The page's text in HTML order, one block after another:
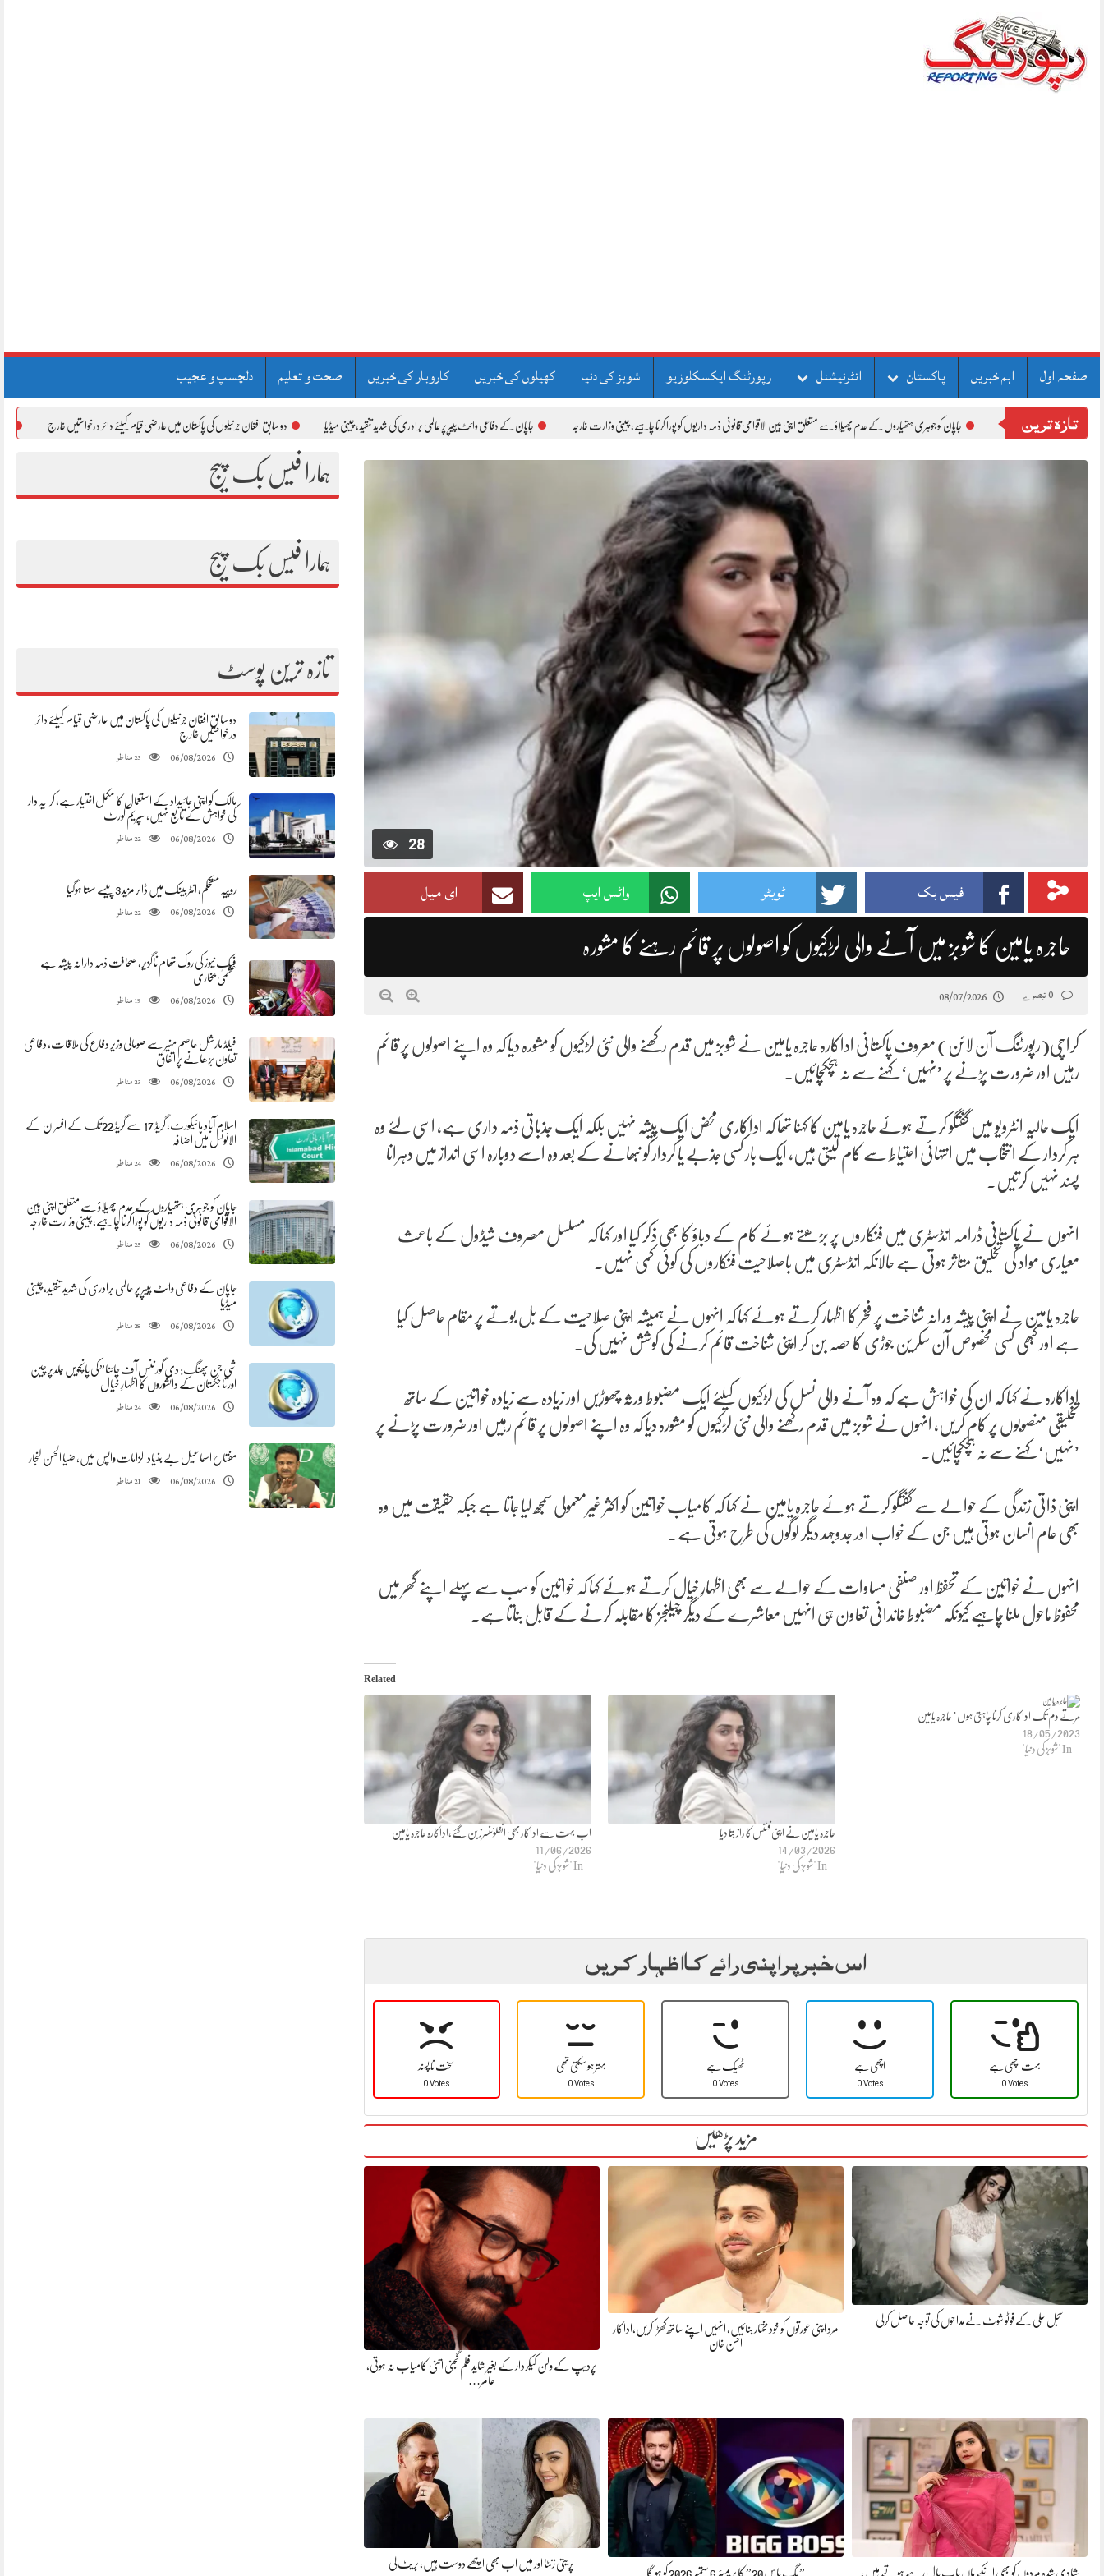
صفحہ اول اہم خبریں پاکستان انٹرنیشنل رپورٹنگ ایکسکلوزیو شوبز کی دنیا کھیلوں کی خبریں کاروبار کی خبریں صحت و تعلیم دلچسپ و عجیب
تازہ ترینجاپان کو جوہری ہتھیاروں کے عدم پھیلاؤ سے متعلق اپنی بین الاقوامی قانونی ذمہ داریوں کو پورا کرنا چاہیے، چینی وزارت خارجہ جاپان کے دفاعی وائٹ پیپر پر عالمی برادری کی شدید تنقید، چینی میڈیا دو سابق افغان جرنیلوں کی پاکستان میں عارضی قیام کیلئے دائر درخواستیں خارج مالک کو اپنی جائیداد کے
ہمارا فیس بک پیج
ہمارا فیس بک پیج
تازہ ترین پوسٹ
دو سابق افغان جرنیلوں کی پاکستان میں عارضی قیام کیلئے دائر
درخواستیں خارج
06/08/2026
23مناظر
مالک کو اپنی جائیداد کے استعمال کا مکمل اختیار ہے، کرایہ دار
کی خواہش کے تابع نہیں، سپریم کورٹ
06/08/2026
22مناظر
روپیہ مستحکم، انٹربینک میں ڈالر مزید 3 پیسے سستا ہوگیا
06/08/2026
22مناظر
فیک نیوز کی روک تھام ناگزیر، صحافت ذمہ دارانہ پیشہ ہے
عظمیٰ بخاری
06/08/2026
19مناظر
فیلڈ مارشل عاصم منیر سے صومالی وزیر دفاع کی ملاقات، دفاعی
تعاون بڑھانے پر اتفاق
06/08/2026
23مناظر
اسلام آباد ہائیکورٹ، گریڈ 17 سے گریڈ 22 تک کے افسران کے
الائونس میں اضافہ
06/08/2026
24مناظر
جاپان کو جوہری ہتھیاروں کے عدم پھیلاؤ سے متعلق اپنی بین
الاقوامی قانونی ذمہ داریوں کو پورا کرنا چاہیے، چینی وزارت خارجہ
06/08/2026
25مناظر
جاپان کے دفاعی وائٹ پیپر پر عالمی برادری کی شدید تنقید، چینی
میڈیا
06/08/2026
28مناظر
شی جن پھنگ: دی گورننس آف چائنا”کی پانچویں جلدپر چین
اور تاجکستان کے دانشوروں کا اظہارِ خیال
06/08/2026
24مناظر
مفتاح اسماعیل بے بنیاد الزامات واپس لیں، ضیا الحسن لنجار
06/08/2026
21مناظر
28
فیس بک ٹویٹر واٹس ایپ ای میل
حاجرہ یامین کا شوبز میں آنے والی لڑکیوں کو اصولوں پر قائم رہنے کا مشورہ
08/07/2026
کراچی(رپورٹنگ آن لائن) معروف پاکستانی اداکارہ حاجرہ یامین نے شوبز میں قدم رکھنے والی نئی لڑکیوں کو مشورہ دیا کہ وہ اپنے اصولوں پر قائم
رہیں اور ضرورت پڑنے پر ’نہیں‘ کہنے سے نہ ہچکچائیں۔
ایک حالیہ انٹرویو میں گفتگو کرتے ہوئے حاجرہ یامین کا کہنا تھا کہ اداکاری محض ایک پیشہ نہیں بلکہ ایک جذباتی ذمہ داری ہے، اسی لئے وہ
ہر کردار کے انتخاب میں انتہائی احتیاط سے کام لیتی ہیں، ایک بار کسی جذبے یا کردار کو نبھانے کے بعد وہ اسے دوبارہ اسی انداز میں دہرانا
پسند نہیں کرتیں۔
انہوں نے پاکستانی ڈرامہ انڈسٹری میں فنکاروں پر بڑھتے ہوئے کام کے دباؤ کا بھی ذکر کیا اور کہا کہ مسلسل مصروف شیڈول کے باعث
معیاری مواد کی تخلیق متاثر ہوتی ہے حالانکہ انڈسٹری میں باصلاحیت فنکاروں کی کوئی کمی نہیں۔
حاجرہ یامین نے اپنی پیشہ ورانہ شناخت پر فخر کا اظہار کرتے ہوئے کہا کہ انہوں نے ہمیشہ اپنی صلاحیت کے بل بوتے پر مقام حاصل کیا
ہے اور کبھی کسی مخصوص آن سکرین جوڑی کا حصہ بن کر اپنی شناخت قائم کرنے کی کوشش نہیں کی۔
اداکارہ نے کہا کہ ان کی خواہش ہے کہ وہ آنے والی نسل کی لڑکیوں کیلئے ایک مضبوط ورثہ چھوڑیں اور زیادہ سے زیادہ خواتین کے ساتھ
تخلیقی منصوبوں پر کام کریں، انہوں نے شوبز میں قدم رکھنے والی نئی لڑکیوں کو مشورہ دیا کہ وہ اپنے اصولوں پر قائم رہیں اور ضرورت پڑنے پر
’نہیں‘ کہنے سے نہ ہچکچائیں۔
اپنی ذاتی زندگی کے حوالے سے گفتگو کرتے ہوئے حاجرہ یامین نے کہا کہ کامیاب خواتین کو اکثر غیرمعمولی سمجھ لیا جاتا ہے جبکہ حقیقت میں وہ
بھی عام انسان ہوتی ہیں جن کے خواب اور جدوجہد دیگر لوگوں کی طرح ہوتی ہے۔
انہوں نے خواتین کے تحفظ اور صنفی مساوات کے حوالے سے بھی اظہارِ خیال کرتے ہوئے کہا کہ خواتین کو سب سے پہلے اپنے گھر میں
محفوظ ماحول ملنا چاہیے کیونکہ مضبوط خاندانی تعاون ہی انہیں معاشرے کے دیگر چیلنجز کا مقابلہ کرنے کے قابل بناتا ہے۔
Related
اب بہت سے اداکار بھی انفلوئنسرز بن گئے،اداکارہ حاجرہ یامین
11/06/2026
In "شوبز کی دنیا"
حاجرہ یامین نے اپنی فٹنس کا راز بتا دیا
14/03/2026
In "شوبز کی دنیا"
مرتے دم تک اداکاری کرنا چاہتی ہوں’ حاجرہ یامین
18/05/2023
In "شوبز کی دنیا"
اس خبر پر اپنی رائے کا اظہار کریں
سخت نا پسند
0 Votes
بہتر ہو سکتی تھی
0 Votes
ٹھیک ہے
0 Votes
اچھی ہے
0 Votes
بہت اچھی ہے
0 Votes
مزید پڑھیں
سجل علی کے فوٹو شوٹ نے مداحوں کی توجہ حاصل کرلی
مرد اپنی عورتوں کو خود مختار بنائیں، انہیں اپنے ساتھ کھڑا کریں،اداکار
احسن خان
پردیپ کے ولن کیکردار کے بغیر شاید فلم گجنی اتنی کامیاب نہ ہوتی،
عامر…
شادی شدہ مردوں کو بھی انکے ماں باپ پال رہے ہوتے ہیں ، ” بگ باس 20” کا پریمیئر 6 ستمبر 2026 کو ہو گا
پریتی زنٹا اور میں اب بھی اچھے دوست ہیں، بریٹ لی